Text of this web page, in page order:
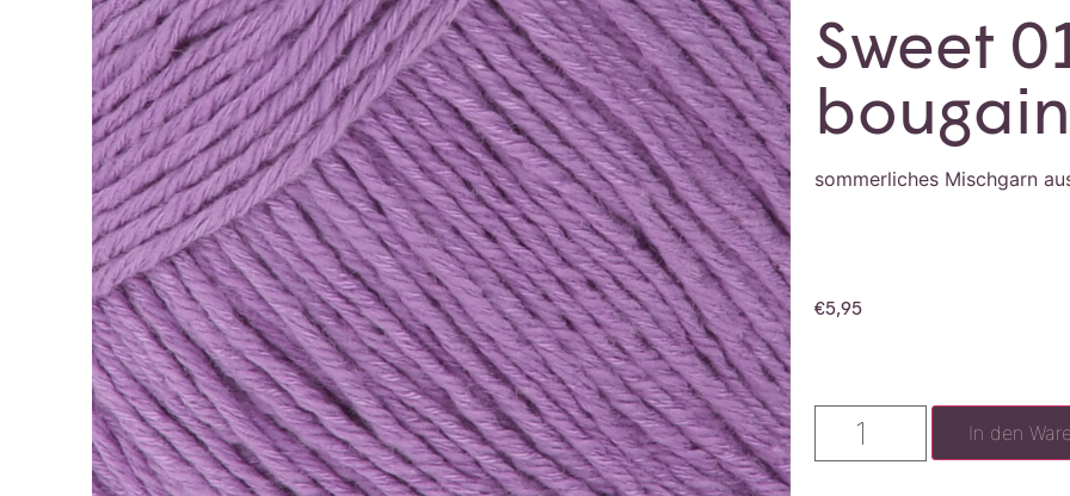
Sweet
sommerliches Mischgarn
€5,95
In den